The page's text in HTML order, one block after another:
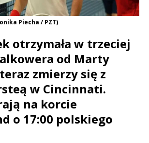
Piecha / PZT)
otrzymała w trzeciej
od Marty
zmierzy się z
w Cincinnati.
na korcie
o 17:00 polskiego